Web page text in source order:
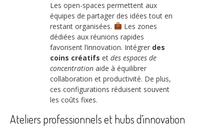
Les open-spaces permettent aux
équipes de partager des idées tout en
restant organisées.
Les zones
dédiées aux réunions rapides
favorisent l’innovation. Intégrer des
coins créatifs et des espaces de
concentration aide à équilibrer
collaboration et productivité. De plus,
ces configurations réduisent souvent
les coûts fixes.
Ateliers professionnels et hubs d’innovation